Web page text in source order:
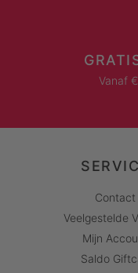
Vanaf
Contact
Veelgestelde
Mijn
Saldo